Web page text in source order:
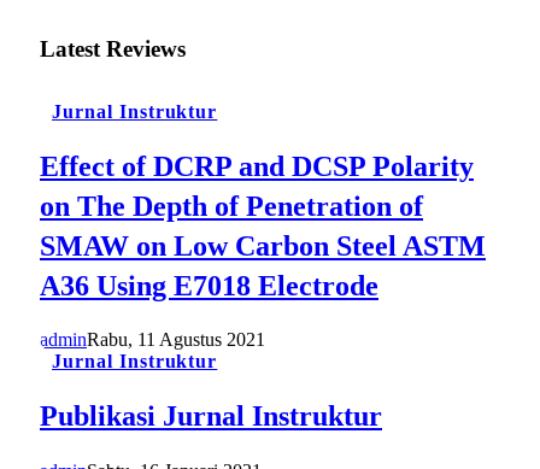
Latest Reviews
Jurnal Instruktur
Effect of DCRP and DCSP Polarity
on The Depth of Penetration of
SMAW on Low Carbon Steel ASTM
A36 Using E7018 Electrode
adminRabu, 11 Agustus 2021
Jurnal Instruktur
Publikasi Jurnal Instruktur